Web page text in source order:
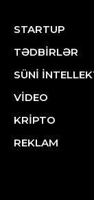
STARTUP
TƏDBİRLƏR
SÜNİ
VİDEO
KRİPTO
REKLAM